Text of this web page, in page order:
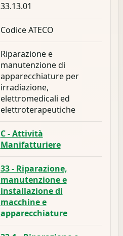
33.13.01
Codice ATECO
Riparazione e
manutenzione di
apparecchiature per
irradiazione,
elettromedicali ed
elettroterapeutiche
C - Attività
Manifatturiere
33 - Riparazione,
manutenzione e
installazione di
macchine e
apparecchiature